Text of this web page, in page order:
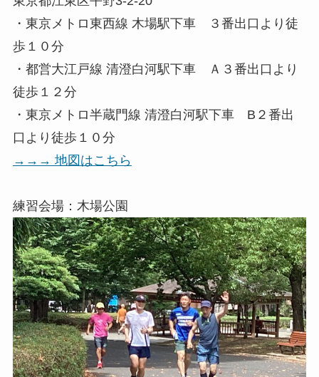
・東京メトロ東西線 木場駅下車 ３番出口より徒
歩１０分
・都営大江戸線 清澄白河駅下車 Ａ３番出口より
徒歩１２分
・東京メトロ半蔵門線 清澄白河駅下車 B２番出
口より徒歩１０分
→→→ 地図はこちら
練習会場：木場公園